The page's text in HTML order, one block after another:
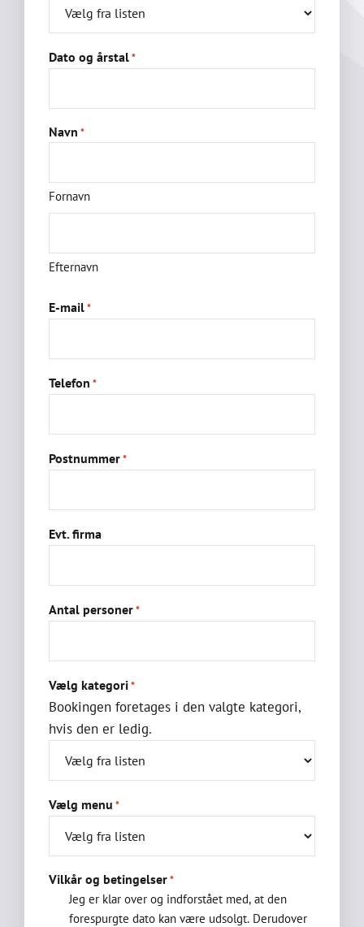
Dato og årstal*
Navn *
Fornavn
Efternavn
E-mail*
Telefon *
Postnummer*
Evt. firma
Antal personer*
Vælg kategori*
Bookingen foretages i den valgte kategori,
hvis den er ledig.
Vælg menu *
Vilkår og betingelser*
Jeg er klar over og indforstået med, at den
forespurgte dato kan være udsolgt. Derudover